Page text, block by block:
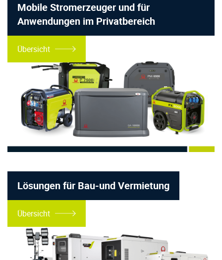
Mobile Stromerzeuger und für
Anwendungen im Privatbereich
Übersicht
Lösungen für Bau-und Vermietung
Übersicht